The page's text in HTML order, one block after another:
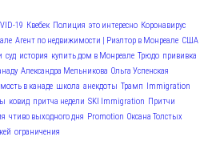
19 Квебек Полиция это интересно Коронавирус
Агент по недвижимости | Риэлтор в Монреале США
суд история купить дом в Монреале Трюдо прививка
Александра Мельникова Ольга Успенская
в канаде школа анекдоты Трамп
Immigration
ковид притча недели SKI Immigration Притчи
чтиво выходного дня Promotion Оксана Толстых
ограничения